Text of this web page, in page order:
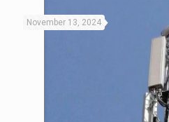
November 13, 2024